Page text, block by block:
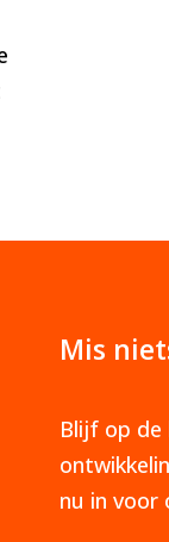
Mis
Blijf op de
nu in voor